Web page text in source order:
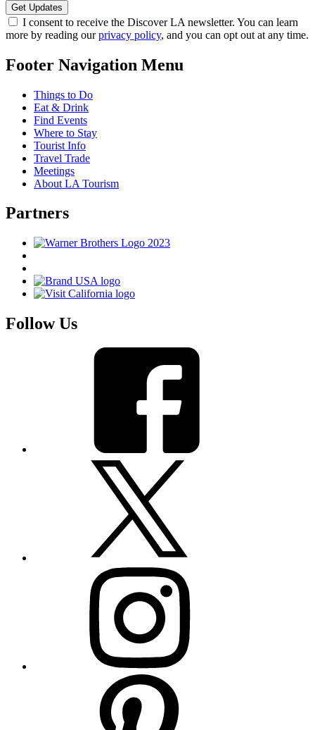
I consent to receive the Discover LA newsletter. You can learn
more by reading ourprivacy policy, and you can opt out at any time.
Footer Navigation Menu
Things to Do
Eat & Drink
Find Events
Where to Stay
Tourist Info
Travel Trade
Meetings
About LA Tourism
Partners
Follow Us